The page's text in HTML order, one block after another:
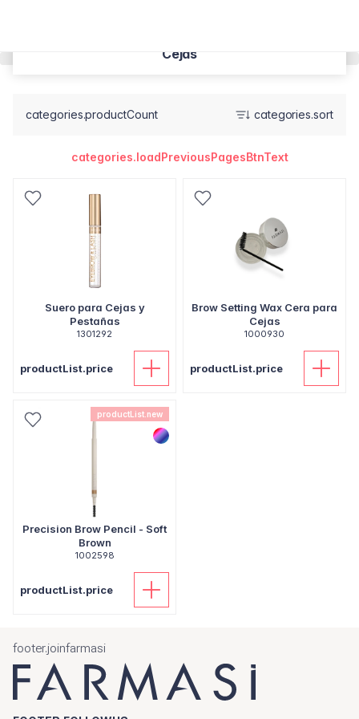
Cejas
categories.productCount categories.sort
categories.loadPreviousPagesBtnText
Suero para Cejas y
Pestañas
1301292
productList.price
Brow Setting Wax Cera para
Cejas
1000930
productList.price
productList.new
Precision Brow Pencil - Soft
Brown
1002598
productList.price
footer.joinfarmasi